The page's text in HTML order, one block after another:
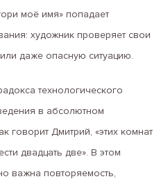
моё имя» попадает
художник проверяет свои
даже опасную ситуацию.
технологического
в абсолютном
говорит Дмитрий, «этих комнат
двадцать две». В этом
важна повторяемость,